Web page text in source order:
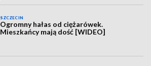
SZCZECIN
Ogromny hałas od ciężarówek.
Mieszkańcy mają dość [WIDEO]